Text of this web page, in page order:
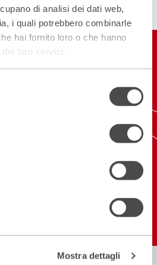
di analisi dei dati web,
i quali potrebbero combinarle
hai fornito loro o che hanno
loro servizi.
Mostra dettagli